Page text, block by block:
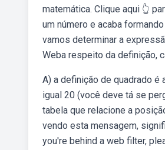
matemática. Clique aqui 👆
um número e acaba
vamos determinar a
Weba respeito da definição,
A) a definição de quadrado é
igual 20 (você deve tá se
tabela que relacione a
vendo esta mensagem,
you're behind a web filter,